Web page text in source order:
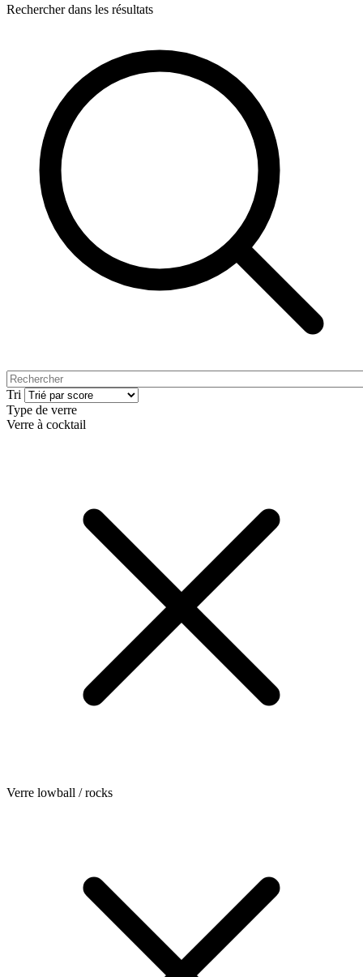
Rechercher dans les résultats
Tri
Type de verre
Verre à cocktail
Verre lowball / rocks